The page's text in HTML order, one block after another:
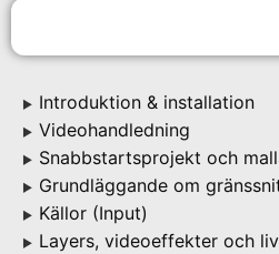
▶ Introduktion & installation
▶ Videohandledning
▶ Snabbstartsprojekt och
▶ Grundläggande om
▶ Källor (Input)
▶ Layers, videoeffekter och